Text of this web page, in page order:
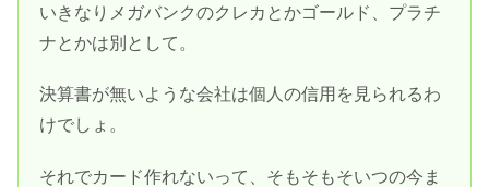
いきなりメガバンクのクレカとかゴールド、プラチ
ナとかは別として。
決算書が無いような会社は個人の信用を見られるわ
けでしょ。
それでカード作れないって、そもそもそいつの今ま